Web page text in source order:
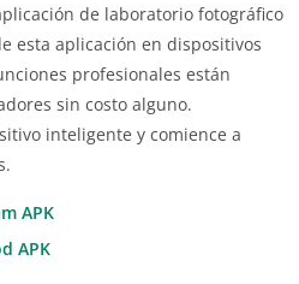
de laboratorio fotográfico
esta aplicación en dispositivos
profesionales están
sin costo alguno.
inteligente y comience a
APK
APK